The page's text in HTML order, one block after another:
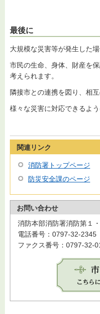
最後に
大規模な災害等が発生した
市民の生命、身体、財産を
考えられます。
隣接市との連携を図り、相
様々な災害に対応できるよ
関連リンク
消防署トップページ
防災安全課のページ
お問い合わせ
消防本部消防署消防第１
電話番号：0797-32-2345
ファクス番号：0797-32-